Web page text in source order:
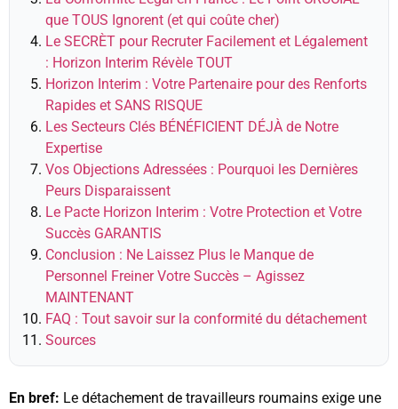
que TOUS Ignorent (et qui coûte cher)
Le SECRÈT pour Recruter Facilement et Légalement
: Horizon Interim Révèle TOUT
Horizon Interim : Votre Partenaire pour des Renforts
Rapides et SANS RISQUE
Les Secteurs Clés BÉNÉFICIENT DÉJÀ de Notre
Expertise
Vos Objections Adressées : Pourquoi les Dernières
Peurs Disparaissent
Le Pacte Horizon Interim : Votre Protection et Votre
Succès GARANTIS
Conclusion : Ne Laissez Plus le Manque de
Personnel Freiner Votre Succès – Agissez
MAINTENANT
FAQ : Tout savoir sur la conformité du détachement
Sources
En bref: Le détachement de travailleurs roumains exige une